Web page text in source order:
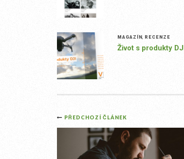
MAGAZÍN, RECENZE
Život s produkty DJI
Post
navigation
PŘEDCHOZÍ ČLÁNEK